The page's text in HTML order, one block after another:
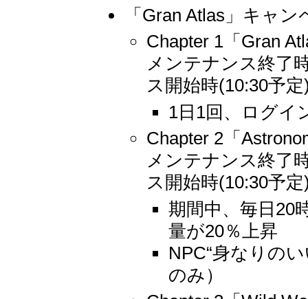
「Gran Atlas」キャン
Chapter 1「Gran
メンテナンス終了
ス開始時(10:30予
1日1回、ログイ
Chapter 2「
メンテナンス終了
ス開始時(10:30予
期間中、毎日20
量が20％上昇
NPC“身なりの
のみ）